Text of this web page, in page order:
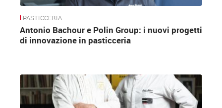
PASTICCERIA
Antonio Bachour e Polin Group: i nuovi progetti
di innovazione in pasticceria